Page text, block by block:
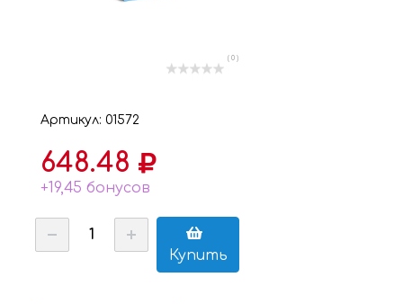
( 0 )
Артикул: 01572
648.48
+19,45 бонусов
Купить